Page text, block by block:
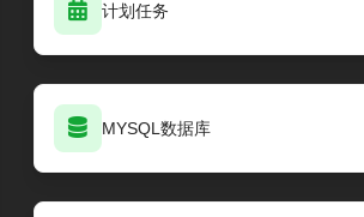
计划任务
MYSQL数据库